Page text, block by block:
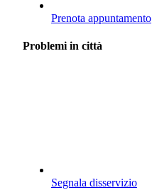
Prenota appuntamento
Problemi in città
Segnala disservizio